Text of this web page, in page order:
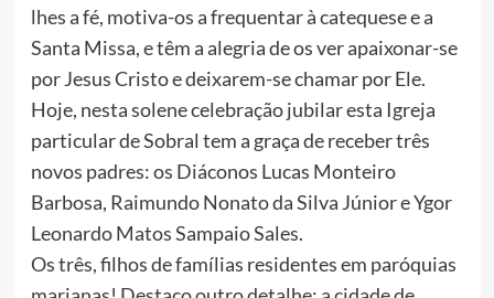
lhes a fé, motiva-os a frequentar à catequese e a
Santa Missa, e têm a alegria de os ver apaixonar-se
por Jesus Cristo e deixarem-se chamar por Ele.
Hoje, nesta solene celebração jubilar esta Igreja
particular de Sobral tem a graça de receber três
novos padres: os Diáconos Lucas Monteiro
Barbosa, Raimundo Nonato da Silva Júnior e Ygor
Leonardo Matos Sampaio Sales.
Os três, filhos de famílias residentes em paróquias